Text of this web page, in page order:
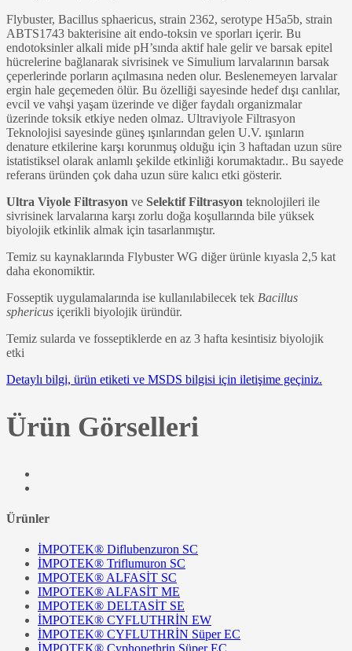
Flybuster, Bacillus sphaericus, strain 2362, serotype H5a5b, strain
ABTS1743 bakterisine ait endo-toksin ve sporları içerir. Bu
endotoksinler alkali mide pH’sında aktif hale gelir ve barsak epitel
hücrelerine bağlanarak sivrisinek ve Simulium larvalarının barsak
çeperlerinde porların açılmasına neden olur. Beslenemeyen larvalar
ergin hale geçemeden ölür. Bu özelliği sayesinde hedef dışı canlılar,
evcil ve vahşi yaşam üzerinde ve diğer faydalı organizmalar
üzerinde toksik etkiye neden olmaz. Ultraviyole Filtrasyon
Teknolojisi sayesinde güneş ışınlarından gelen U.V. ışınların
denature etkilerine karşı korunmuş olduğu için 3 haftadan uzun süre
istatistiksel olarak anlamlı şekilde etkinliği korumaktadır.. Bu sayede
referans üründen çok daha uzun süre kalıcı etki gösterir.
Ultra Viyole Filtrasyon ve Selektif Filtrasyon teknolojileri ile
sivrisinek larvalarına karşı zorlu doğa koşullarında bile yüksek
biyolojik etkinlik almak için tasarlanmıştır.
Temiz su kaynaklarında Flybuster WG diğer ürünle kıyasla 2,5 kat
daha ekonomiktir.
Fosseptik uygulamalarında ise kullanılabilecek tek Bacillus
sphericus içerikli biyolojik üründür.
Temiz sularda ve fosseptiklerde en az 3 hafta kesintisiz biyolojik
etki
Detaylı bilgi, ürün etiketi ve MSDS bilgisi için iletişime geçiniz.
Ürün Görselleri
Ürünler
İMPOTEK® Diflubenzuron SC
İMPOTEK® Triflumuron SC
IMPOTEK® ALFASİT SC
IMPOTEK® ALFASİT ME
IMPOTEK® DELTASİT SE
İMPOTEK® CYFLUTHRİN EW
İMPOTEK® CYFLUTHRİN Süper EC
İMPOTEK® Cyphonethrin Süper EC